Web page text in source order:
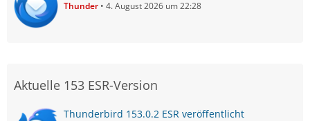
Thunder 4. August 2026 um 22:28
Aktuelle 153 ESR-Version
Thunderbird 153.0.2 ESR veröffentlicht